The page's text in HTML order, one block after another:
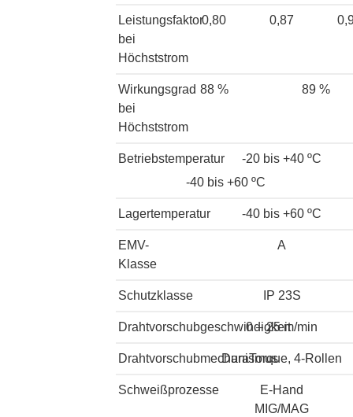
Leistungsfaktor
bei
Höchststrom
0,80 0,87
Wirkungsgrad
bei
Höchststrom
88 % 89 %
Betriebstemperatur
-20 bis +40 ºC
-40 bis +60 ºC
Lagertemperatur -40 bis +60 ºC
EMV-
Klasse
A
Schutzklasse IP 23S
Drahtvorschubgeschwindigkeit
0 – 25 m/min
DrahtvorschubmechanismusDuraTorque, 4-Rollen
Schweißprozesse
E-Hand
MIG/MAG